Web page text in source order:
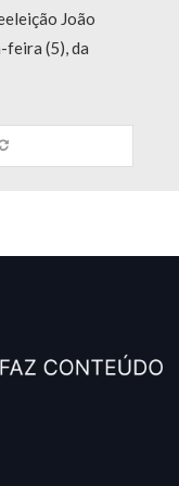
João
feira (5), da